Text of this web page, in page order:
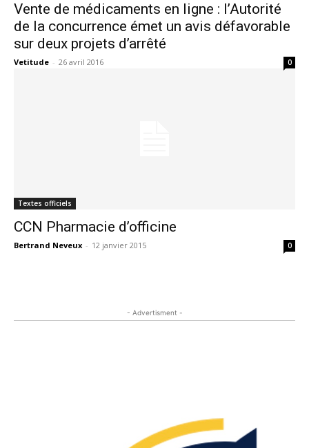
Vente de médicaments en ligne : l’Autorité
de la concurrence émet un avis défavorable
sur deux projets d’arrêté
Vetitude - 26 avril 2016 0
Textes officiels
CCN Pharmacie d’officine
Bertrand Neveux - 12 janvier 2015 0
- Advertisment -